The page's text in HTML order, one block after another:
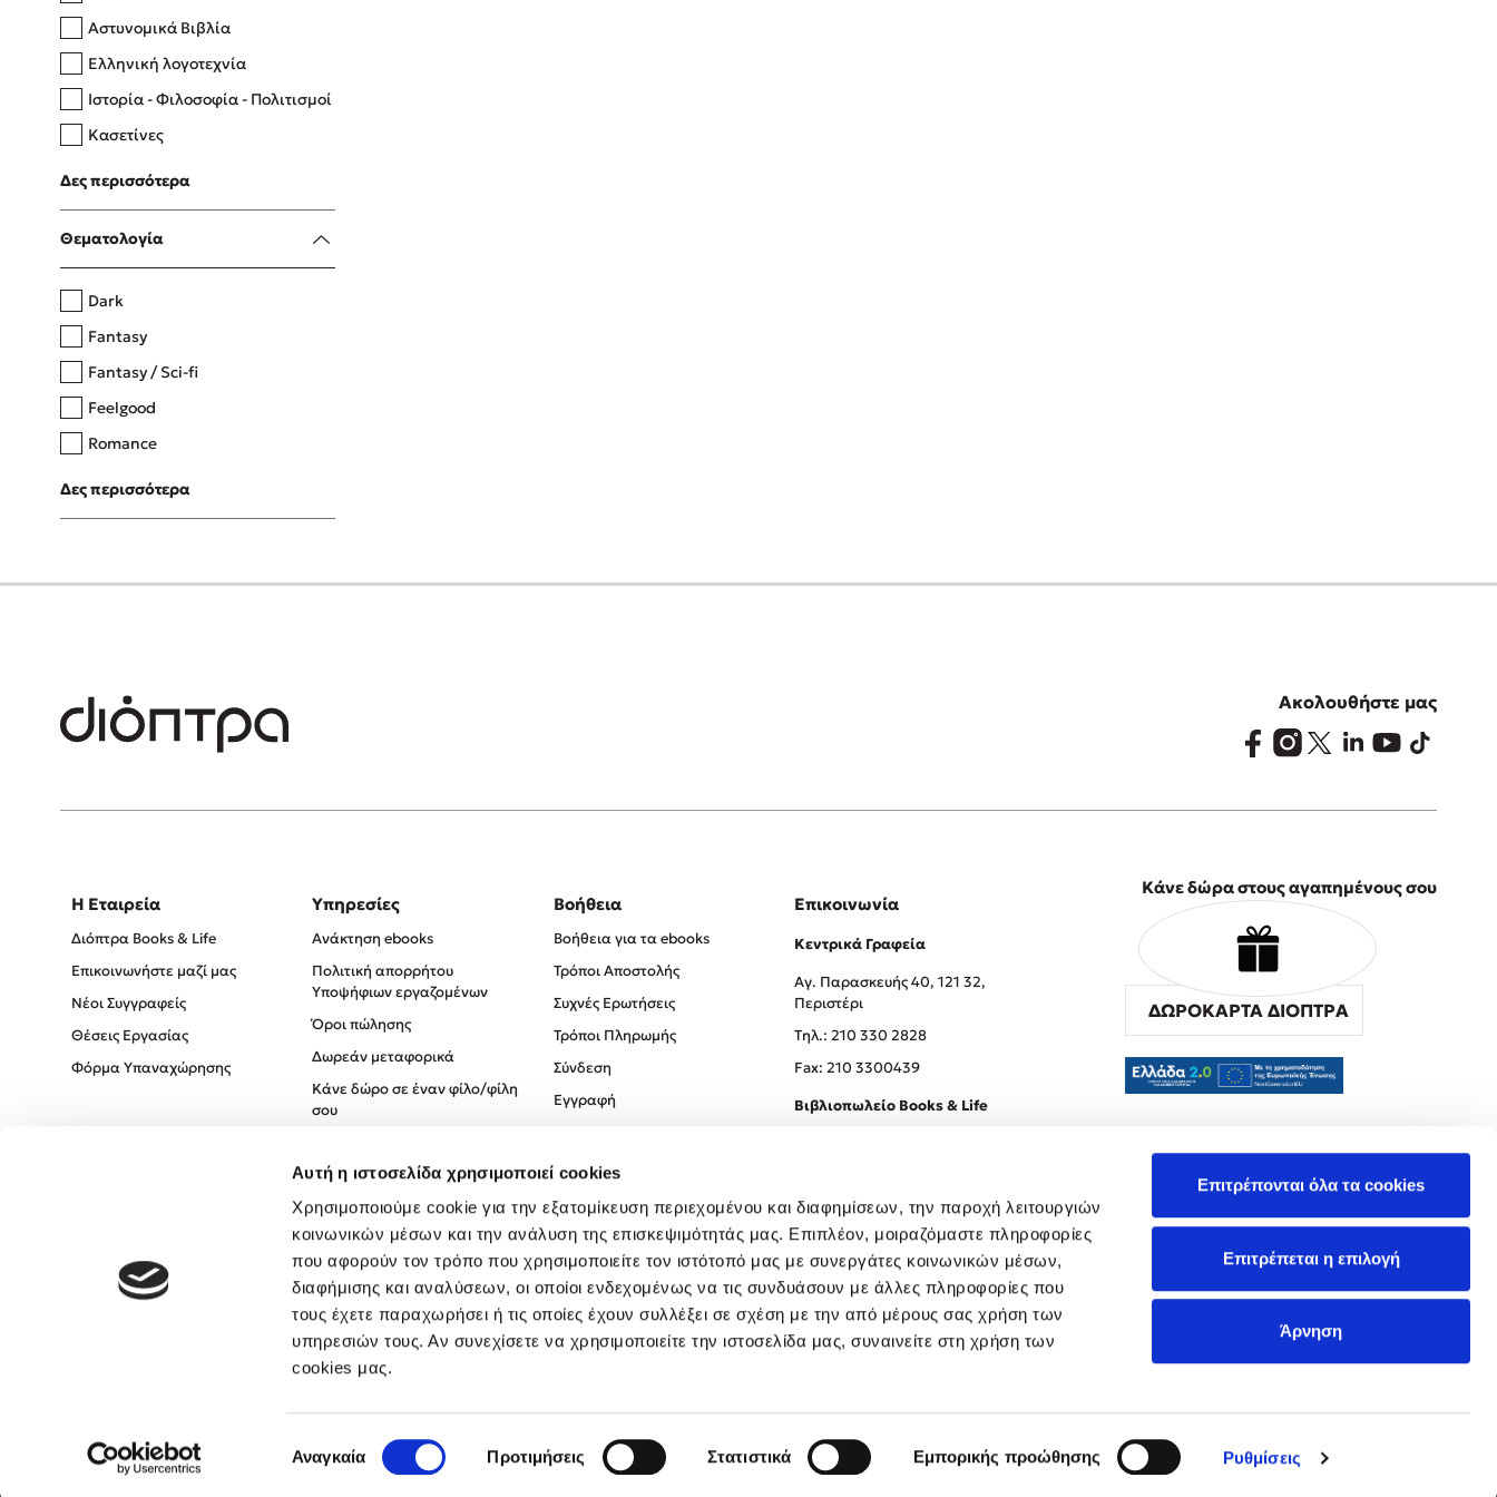
Αυτή η ιστοσελίδα χρησιμοποιεί cookies
Χρησιμοποιούμε cookie για την εξατομίκευση περιεχομένου και διαφημίσεων, την παροχή λειτουργιών
κοινωνικών μέσων και την ανάλυση της επισκεψιμότητάς μας. Επιπλέον, μοιραζόμαστε πληροφορίες
που αφορούν τον τρόπο που χρησιμοποιείτε τον ιστότοπό μας με συνεργάτες κοινωνικών μέσων,
διαφήμισης και αναλύσεων, οι οποίοι ενδεχομένως να τις συνδυάσουν με άλλες πληροφορίες που
τους έχετε παραχωρήσει ή τις οποίες έχουν συλλέξει σε σχέση με την από μέρους σας χρήση των
υπηρεσιών τους. Αν συνεχίσετε να χρησιμοποιείτε την ιστοσελίδα μας, συναινείτε στη χρήση των
cookies μας.
συγκατάθεσης
Αναγκαία Προτιμήσεις Στατιστικά Εμπορικής προώθησης Ρυθμίσεις
Επιτρέπονται όλα τα cookies
Επιτρέπεται η επιλογή
Άρνηση
Δανάη Δεληγεώργη
Πάνω, κάτω, μπροστά, πίσω
Η μέθοδος Αφήστε τους
Αστυνομικά Βιβλία
Ελληνική λογοτεχνία
Ιστορία - Φιλοσοφία - Πολιτισμοί
Κασετίνες
Λευκώματα - Έγχρωμοι οδηγοί
Μαγειρική
Δες περισσότερα
Θεματολογία
Dark
Fantasy
Fantasy / Sci-fi
Feelgood
Romance
Upmarket
Young Adult
Δες περισσότερα
Ακολουθήστε μας
Η Εταιρεία
Διόπτρα Books & Life
Επικοινωνήστε μαζί μας
Νέοι Συγγραφείς
Θέσεις Εργασίας
Φόρμα Υπαναχώρησης
Υπηρεσίες
Ανάκτηση ebooks
Πολιτική απορρήτου
Υποψήφιων εργαζομένων
Όροι πώλησης
Δωρεάν μεταφορικά
Κάνε δώρο σε έναν φίλο/φίλη
σου
Πολιτική Απορρήτου
Όροι χρήσης
Βοήθεια
Βοήθεια για τα ebooks
Τρόποι Αποστολής
Συχνές Ερωτήσεις
Τρόποι Πληρωμής
Σύνδεση
Εγγραφή
Επικοινωνία
Κεντρικά Γραφεία
Αγ. Παρασκευής 40, 121 32,
Περιστέρι
Tηλ.: 210 330 2828
Fax: 210 3300439
Βιβλιοπωλείο Books & Life
Κάνε δώρα στους αγαπημένους σου
ΔΩΡΟΚΑΡΤΑ ΔΙΟΠΤΡΑ
Created by Powered by